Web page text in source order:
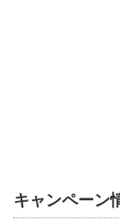
キャンペーン